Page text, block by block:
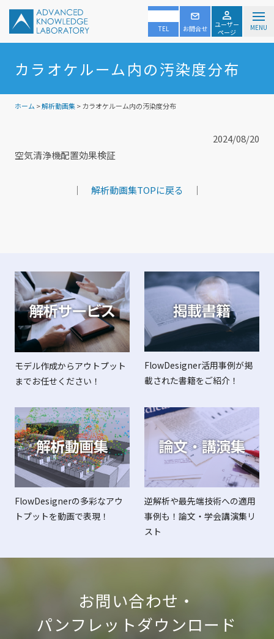
TEL お問合せ
ユーザー
ページ
MENU
カラオケルーム内の汚染度分布
ホーム >解析動画集> カラオケルーム内の汚染度分布
2024/08/20
空気清浄機配置効果検証
｜ 解析動画集TOPに戻る ｜
モデル作成からアウトプット
までお任せください！
FlowDesigner活用事例が掲
載された書籍をご紹介！
FlowDesignerの多彩なアウ
トプットを動画で表現！
逆解析や最先端技術への適用
事例も！論文・学会講演集リ
スト
お問い合わせ・
パンフレットダウンロード